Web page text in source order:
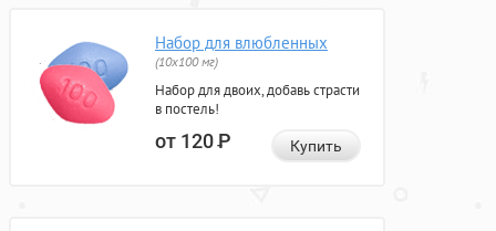
Набор для влюбленных
(10х100 мг)
Набор для двоих, добавь страсти
в постель!
от 120Р Купить